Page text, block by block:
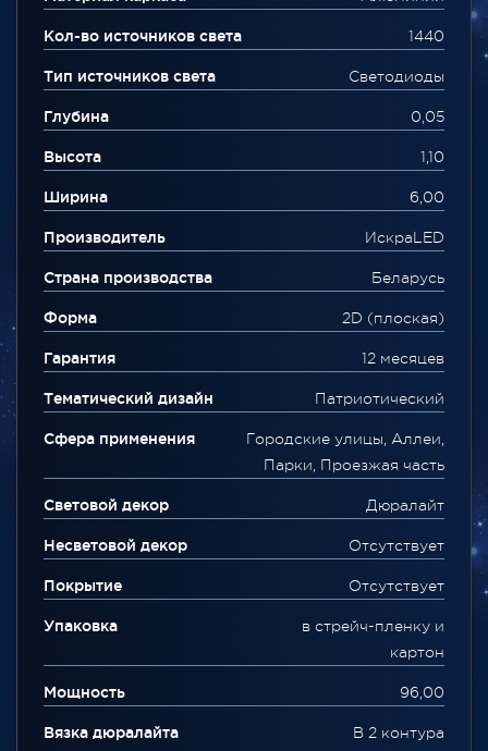
Кол-во источников света 1440
Тип источников света Светодиоды
Глубина 0,05
Высота 1,10
Ширина 6,00
Производитель ИскраLED
Страна производства Беларусь
Форма 2D (плоская)
Гарантия 12 месяцев
Тематический дизайн Патриотический
Сфера применения
Городские улицы, Аллеи,
Парки, Проезжая часть
Световой декор Дюралайт
Несветовой декор Отсутствует
Покрытие Отсутствует
Упаковка
в стрейч-пленку и
картон
Мощность 96,00
Вязка дюралайта В 2 контура